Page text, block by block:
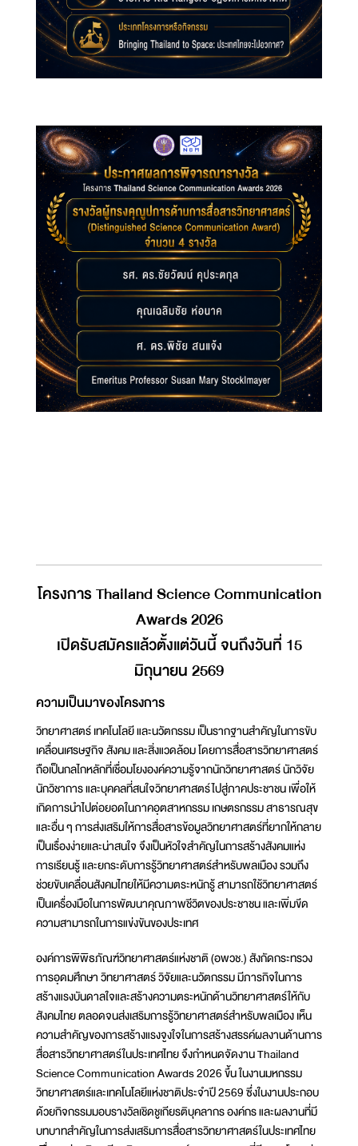
โครงการ Thailand Science Communication
Awards 2026
เปิดรับสมัครแล้วตั้งแต่วันนี้ จนถึงวันที่ 15
มิถุนายน 2569
ความเป็นมาของโครงการ
วิทยาศาสตร์ เทคโนโลยี และนวัตกรรม เป็นรากฐานสำคัญในการขับ
เคลื่อนเศรษฐกิจ สังคม และสิ่งแวดล้อม โดยการสื่อสารวิทยาศาสตร์
ถือเป็นกลไกหลักที่เชื่อมโยงองค์ความรู้จากนักวิทยาศาสตร์ นักวิจัย
นักวิชาการ และบุคคลที่สนใจวิทยาศาสตร์ไปสู่ภาคประชาชน เพื่อให้
เกิดการนำไปต่อยอดในภาคอุตสาหกรรม เกษตรกรรม สาธารณสุข
และอื่น ๆ การส่งเสริมให้การสื่อสารข้อมูลวิทยาศาสตร์ที่ยากให้กลาย
เป็นเรื่องง่ายและน่าสนใจ จึงเป็นหัวใจสำคัญในการสร้างสังคมแห่ง
การเรียนรู้ และยกระดับการรู้วิทยาศาสตร์สำหรับพลเมือง รวมถึง
ช่วยขับเคลื่อนสังคมไทยให้มีความตระหนักรู้ สามารถใช้วิทยาศาสตร์
เป็นเครื่องมือในการพัฒนาคุณภาพชีวิตของประชาชน และเพิ่มขีด
ความสามารถในการแข่งขันของประเทศ
องค์การพิพิธภัณฑ์วิทยาศาสตร์แห่งชาติ (อพวช.) สังกัดกระทรวง
การอุดมศึกษา วิทยาศาสตร์ วิจัยและนวัตกรรม มีภารกิจในการ
สร้างแรงบันดาลใจและสร้างความตระหนักด้านวิทยาศาสตร์ให้กับ
สังคมไทย ตลอดจนส่งเสริมการรู้วิทยาศาสตร์สำหรับพลเมือง เห็น
ความสำคัญของการสร้างแรงจูงใจในการสร้างสรรค์ผลงานด้านการ
สื่อสารวิทยาศาสตร์ในประเทศไทย จึงกำหนดจัดงาน Thailand
Science Communication Awards 2026 ขึ้น ในงานมหกรรม
วิทยาศาสตร์และเทคโนโลยีแห่งชาติประจำปี 2569 ซึ่งในงานประกอบ
ด้วยกิจกรรมมอบรางวัลเชิดชูเกียรติบุคลากร องค์กร และผลงานที่มี
บทบาทสำคัญในการส่งเสริมการสื่อสารวิทยาศาสตร์ในประเทศไทย